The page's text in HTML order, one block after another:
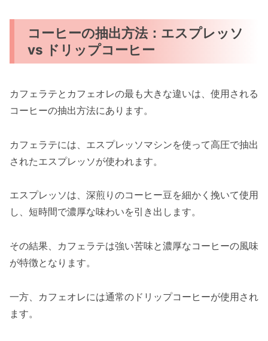
コーヒーの抽出方法：エスプレッソ
vs ドリップコーヒー
カフェラテとカフェオレの最も大きな違いは、使用される
コーヒーの抽出方法にあります。
カフェラテには、エスプレッソマシンを使って高圧で抽出
されたエスプレッソが使われます。
エスプレッソは、深煎りのコーヒー豆を細かく挽いて使用
し、短時間で濃厚な味わいを引き出します。
その結果、カフェラテは強い苦味と濃厚なコーヒーの風味
が特徴となります。
一方、カフェオレには通常のドリップコーヒーが使用され
ます。